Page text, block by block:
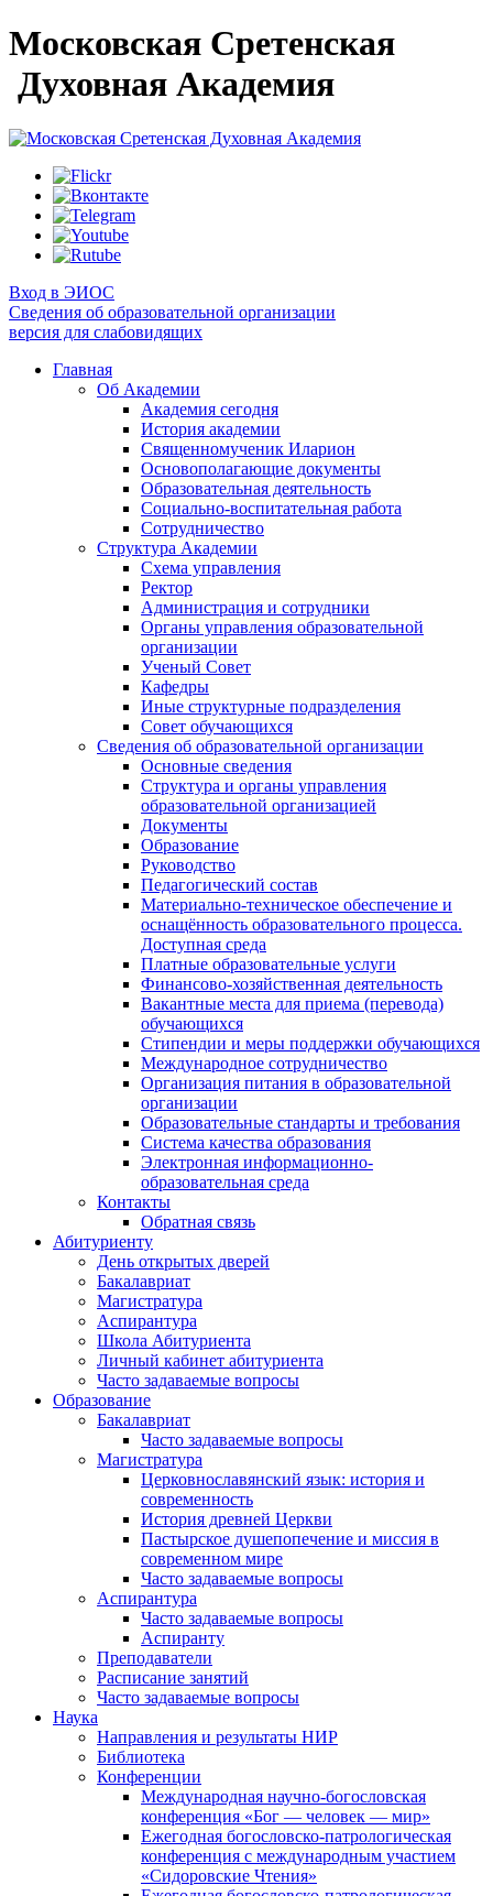
Московская Сретенская
Духовная Академия
Вход в ЭИОС
Сведения об образовательной организации
версия для слабовидящих
Главная
Об Академии
Академия сегодня
История академии
Священномученик Иларион
Основополагающие документы
Образовательная деятельность
Социально-воспитательная работа
Сотрудничество
Структура Академии
Схема управления
Ректор
Администрация и сотрудники
Органы управления образовательной
организации
Ученый Совет
Кафедры
Иные структурные подразделения
Совет обучающихся
Сведения об образовательной организации
Основные сведения
Структура и органы управления
образовательной организацией
Документы
Образование
Руководство
Педагогический состав
Материально-техническое обеспечение и
оснащённость образовательного процесса.
Доступная среда
Платные образовательные услуги
Финансово-хозяйственная деятельность
Вакантные места для приема (перевода)
обучающихся
Стипендии и меры поддержки обучающихся
Международное сотрудничество
Организация питания в образовательной
организации
Образовательные стандарты и требования
Система качества образования
Электронная информационно-
образовательная среда
Контакты
Обратная связь
Абитуриенту
День открытых дверей
Бакалавриат
Магистратура
Аспирантура
Школа Абитуриента
Личный кабинет абитуриента
Часто задаваемые вопросы
Образование
Бакалавриат
Часто задаваемые вопросы
Магистратура
Церковнославянский язык: история и
современность
История древней Церкви
Пастырское душепопечение и миссия в
современном мире
Часто задаваемые вопросы
Аспирантура
Часто задаваемые вопросы
Аспиранту
Преподаватели
Расписание занятий
Часто задаваемые вопросы
Наука
Направления и результаты НИР
Библиотека
Конференции
Международная научно-богословская
конференция «Бог — человек — мир»
Ежегодная богословско-патрологическая
конференция с международным участием
«Сидоровские Чтения»